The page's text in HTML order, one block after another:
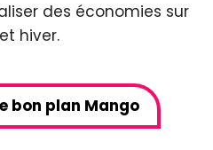
des économies sur
hiver.
bon plan Mango